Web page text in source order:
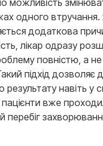
одного
додаткова
лікар одразу
повністю, а
підхід дозволяє
результату навіть у
вже
перебіг